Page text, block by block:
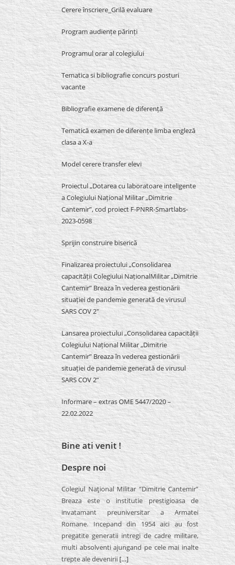
Cerere înscriere_Grilă evaluare
Program audiențe părinți
Programul orar al colegiului
Tematica si bibliografie concurs posturi
vacante
Bibliografie examene de diferență
Tematică examen de diferențe limba engleză
clasa a X-a
Model cerere transfer elevi
Proiectul „Dotarea cu laboratoare inteligente
a Colegiului Național Militar „Dimitrie
Cantemir”, cod proiect F-PNRR-Smartlabs-
2023-0598
Sprijin construire biserică
Finalizarea proiectului „Consolidarea
capacității Colegiului NaționalMilitar „Dimitrie
Cantemir” Breaza în vederea gestionării
situației de pandemie generată de virusul
SARS COV 2″
Lansarea proiectului „Consolidarea capacității
Colegiului Național Militar „Dimitrie
Cantemir” Breaza în vederea gestionării
situației de pandemie generată de virusul
SARS COV 2”
Informare – extras OME 5447/2020 –
22.02.2022
Bine ati venit !
Despre noi
Colegiul Naţional Militar “Dimitrie Cantemir”
Breaza este o institutie prestigioasa de
invatamant preuniversitar a Armatei
Romane. Incepand din 1954 aici au fost
pregatite generatii intregi de cadre militare,
multi absolventi ajungand pe cele mai inalte
trepte ale devenirii […]